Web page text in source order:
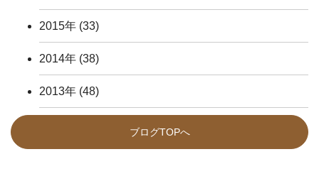
2015年 (33)
2014年 (38)
2013年 (48)
ブログTOPへ